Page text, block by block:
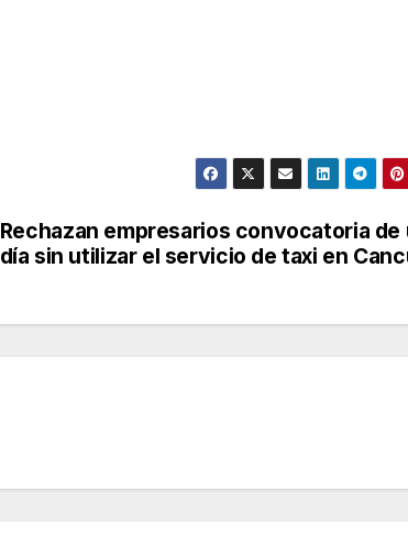
Rechazan empresarios convocatoria de
día sin utilizar el servicio de taxi en